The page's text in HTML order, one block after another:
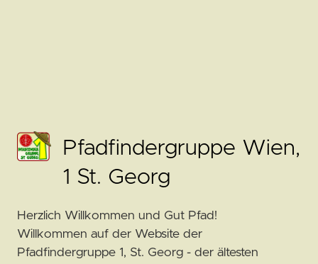
Pfadfindergruppe Wien,
1 St. Georg
Herzlich Willkommen und Gut Pfad!
Willkommen auf der Website der
Pfadfindergruppe 1, St. Georg - der ältesten